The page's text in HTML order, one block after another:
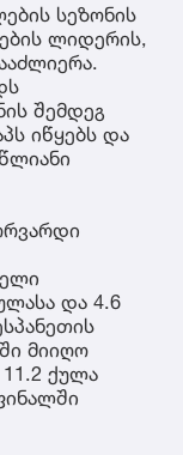
სეზონის
ლიდერის,
შემდეგ
იწყებს და
და 4.6
მიიღო
ქულა